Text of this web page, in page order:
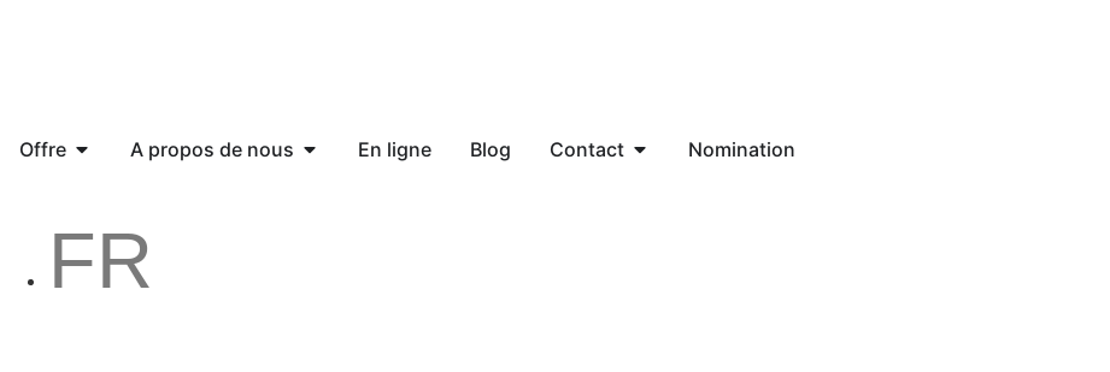
Offre A propos de nous En ligne Blog Contact Nomination
FR